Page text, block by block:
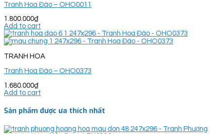
Tranh Hoa Đào – OHO0011
1.800.000₫
Add to cart
TRANH HOA
Tranh Hoa Đào – OHO0373
1.680.000₫
Add to cart
Sản phẩm được ưa thích nhất